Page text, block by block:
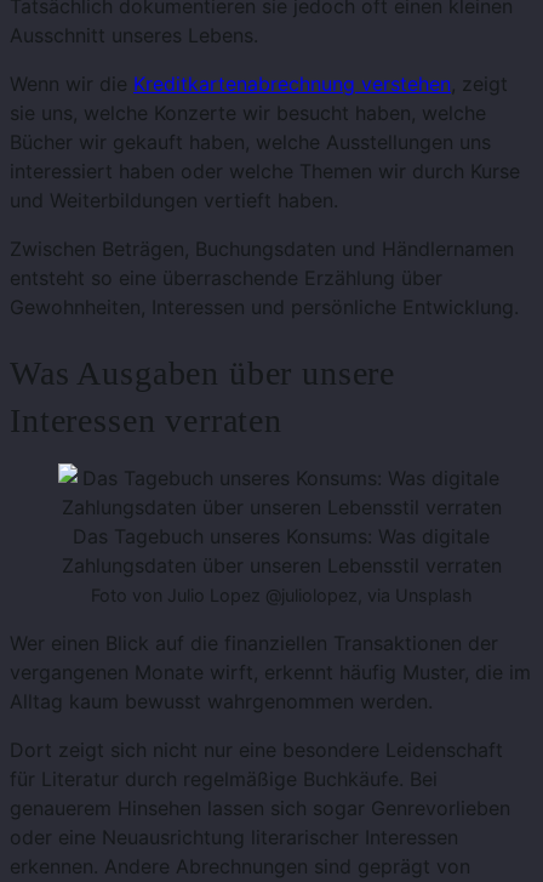
Tatsächlich dokumentieren sie jedoch oft einen kleinen
Ausschnitt unseres Lebens.
Wenn wir die Kreditkartenabrechnung verstehen, zeigt
sie uns, welche Konzerte wir besucht haben, welche
Bücher wir gekauft haben, welche Ausstellungen uns
interessiert haben oder welche Themen wir durch Kurse
und Weiterbildungen vertieft haben.
Zwischen Beträgen, Buchungsdaten und Händlernamen
entsteht so eine überraschende Erzählung über
Gewohnheiten, Interessen und persönliche Entwicklung.
Was Ausgaben über unsere
Interessen verraten
Das Tagebuch unseres Konsums: Was digitale
Zahlungsdaten über unseren Lebensstil verraten
Foto von Julio Lopez @juliolopez, via Unsplash
Wer einen Blick auf die finanziellen Transaktionen der
vergangenen Monate wirft, erkennt häufig Muster, die im
Alltag kaum bewusst wahrgenommen werden.
Dort zeigt sich nicht nur eine besondere Leidenschaft
für Literatur durch regelmäßige Buchkäufe. Bei
genauerem Hinsehen lassen sich sogar Genrevorlieben
oder eine Neuausrichtung literarischer Interessen
erkennen. Andere Abrechnungen sind geprägt von